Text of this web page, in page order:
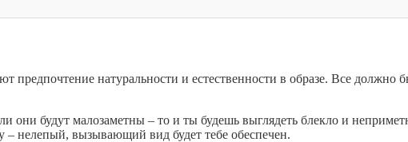
предпочтение натуральности и естественности в образе. Все должно
будут малозаметны – то и ты будешь выглядеть блекло и
нелепый, вызывающий вид будет тебе обеспечен.